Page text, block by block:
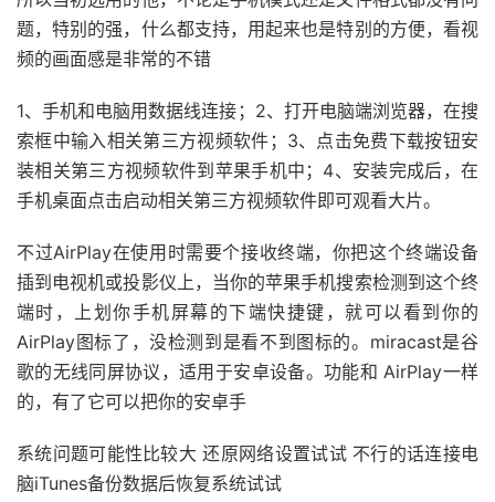
题，特别的强，什么都支持，用起来也是特别的方便，看视
频的画面感是非常的不错
1、手机和电脑用数据线连接；2、打开电脑端浏览器，在搜
索框中输入相关第三方视频软件；3、点击免费下载按钮安
装相关第三方视频软件到苹果手机中；4、安装完成后，在
手机桌面点击启动相关第三方视频软件即可观看大片。
不过AirPlay在使用时需要个接收终端，你把这个终端设备
插到电视机或投影仪上，当你的苹果手机搜索检测到这个终
端时，上划你手机屏幕的下端快捷键，就可以看到你的
AirPlay图标了，没检测到是看不到图标的。miracast是谷
歌的无线同屏协议，适用于安卓设备。功能和 AirPlay一样
的，有了它可以把你的安卓手
系统问题可能性比较大 还原网络设置试试 不行的话连接电
脑iTunes备份数据后恢复系统试试